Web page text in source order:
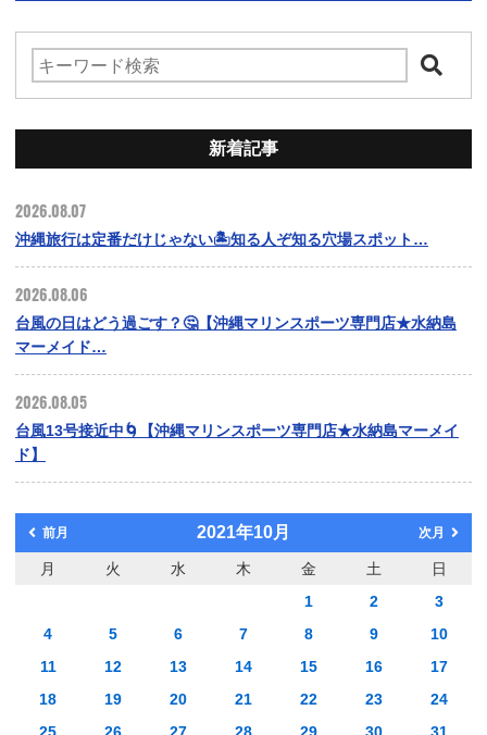
新着記事
2026.08.07
沖縄旅行は定番だけじゃない🏝️知る人ぞ知る穴場スポット…
2026.08.06
台風の日はどう過ごす？🤔【沖縄マリンスポーツ専門店★水納島
マーメイド…
2026.08.05
台風13号接近中🌀【沖縄マリンスポーツ専門店★水納島マーメイ
ド】
前月 2021年10月 次月
月 火 水 木 金 土
日
1
2
3
4
5 6 7 8 9
10
11
12 13 14 15 16
17
18
19 20 21 22 23
24
25
26 27 28 29 30 31